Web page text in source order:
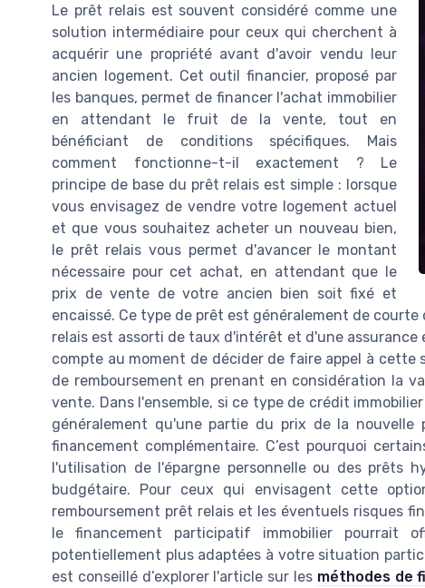
Le prêt relais est souvent considéré comme une
solution intermédiaire pour ceux qui cherchent à
acquérir une propriété avant d'avoir vendu leur
ancien logement. Cet outil financier, proposé par
les banques, permet de financer l'achat immobilier
en attendant le fruit de la vente, tout en
bénéficiant de conditions spécifiques. Mais
comment fonctionne-t-il exactement ? Le
principe de base du prêt relais est simple : lorsque
vous envisagez de vendre votre logement actuel
et que vous souhaitez acheter un nouveau bien,
le prêt relais vous permet d'avancer le montant
nécessaire pour cet achat, en attendant que le
prix de vente de votre ancien bien soit fixé et
encaissé. Ce type de prêt est généralement de
relais est assorti de taux d'intérêt et d'une
compte au moment de décider de faire appel à
de remboursement en prenant en considération la
vente. Dans l'ensemble, si ce type de crédit
généralement qu'une partie du prix de la
financement complémentaire. C’est pourquoi
l'utilisation de l'épargne personnelle ou des prêts
budgétaire. Pour ceux qui envisagent cette
remboursement prêt relais et les éventuels risques
le financement participatif immobilier pourrait
potentiellement plus adaptées à votre situation
est conseillé d’explorer l'article sur les méthodes de